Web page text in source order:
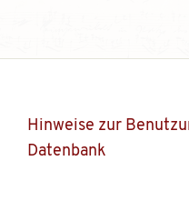
Hinweise zur
Datenbank